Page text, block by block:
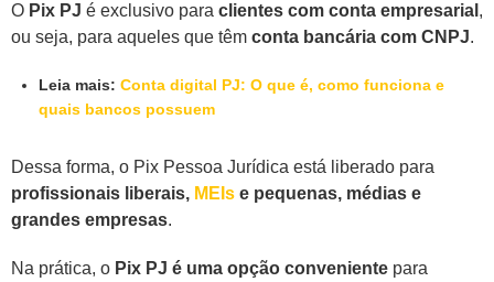
O Pix PJ é exclusivo para clientes com conta empresarial ,
ou seja, para aqueles que têm conta bancária com CNPJ.
Leia mais: Conta digital PJ: O que é, como funciona e
quais bancos possuem
Dessa forma, o Pix Pessoa Jurídica está liberado para
profissionais liberais, MEIs e pequenas, médias e
grandes empresas.
Na prática, o Pix PJ é uma opção conveniente para